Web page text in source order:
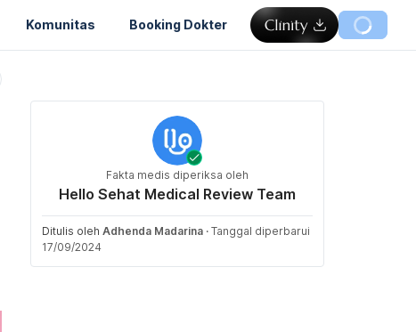
Komunitas Booking Dokter
Fakta medis diperiksa oleh
Hello Sehat Medical Review Team
Ditulis oleh Adhenda Madarina · Tanggal diperbarui
17/09/2024